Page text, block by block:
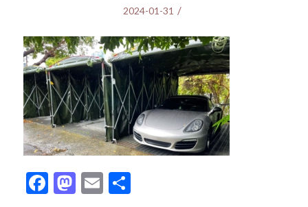
2024-01-31 /
Facebook
Mastodon
Email
分